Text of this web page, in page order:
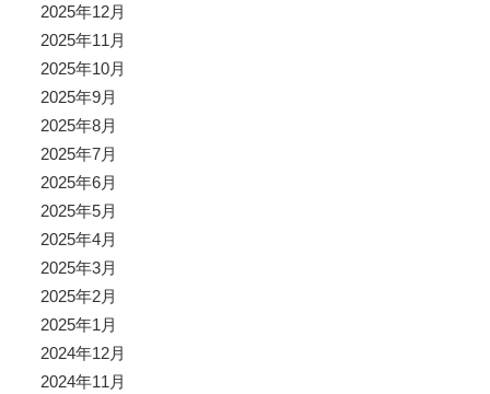
2025年12月
2025年11月
2025年10月
2025年9月
2025年8月
2025年7月
2025年6月
2025年5月
2025年4月
2025年3月
2025年2月
2025年1月
2024年12月
2024年11月